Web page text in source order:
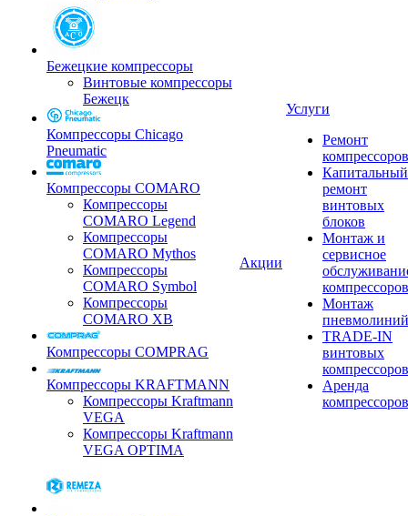
Бежецкие компрессоры
Винтовые компрессоры
Бежецк
Компрессоры Chicago
Pneumatic
Компрессоры COMARO
Компрессоры
COMARO Legend
Компрессоры
COMARO Mythos
Компрессоры
COMARO Symbol
Компрессоры
COMARO XB
Компрессоры COMPRAG
Компрессоры KRAFTMANN
Компрессоры Kraftmann
VEGA
Компрессоры Kraftmann
VEGA OPTIMA
Акции
Услуги
Ремонт
компрессоров
Капитальный
ремонт
винтовых
блоков
Монтаж и
сервисное
компрессоров
Монтаж
пневмолиний
TRADE-IN
винтовых
компрессоров
Аренда
компрессоров